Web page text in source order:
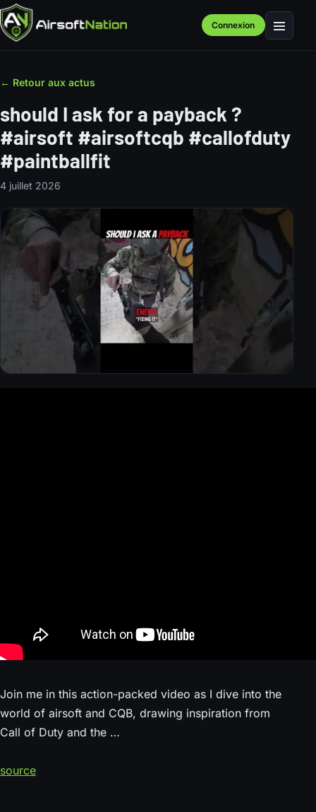
Connexion Menu
← Retour aux actus
should I ask for a payback ?
#airsoft #airsoftcqb #callofduty
#paintballfit
4 juillet 2026
Join me in this action-packed video as I dive into the
world of airsoft and CQB, drawing inspiration from
Call of Duty and the …
source